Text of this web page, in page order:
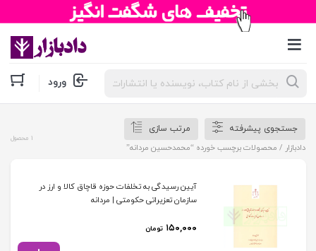
جستجوی
محصولات ورود
جستجوی پیشرفته
مرتب سازی
دادبازار / محصولات برچسب خورده “محمدحسین مردانه”
1 محصول
آیین رسیدگی به تخلفات حوزه قاچاق کالا و ارز در
سازمان تعزیراتی حکومتی | مردانه
۱۵۰,۰۰۰ تومان